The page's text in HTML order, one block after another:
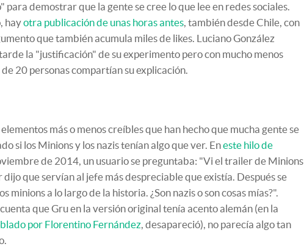
para demostrar que la gente se cree lo que lee en redes sociales.
hayotra publicación de unas horas antes, también desde Chile, con
que también acumula miles de likes. Luciano González
la "justificación" de su experimento pero con mucho menos
20 personas compartían su explicación.
más o menos creíbles que han hecho que mucha gente se
si los Minions y los nazis tenían algo que ver. Eneste hilo de
de 2014, un usuario se preguntaba: "Vi el trailer de Minions
que servían al jefe más despreciable que existía. Después se
minions a lo largo de la historia. ¿Son nazis o son cosas mías?".
que Gru en la versión original tenía acento alemán (en la
por Florentino Fernández, desapareció), no parecía algo tan